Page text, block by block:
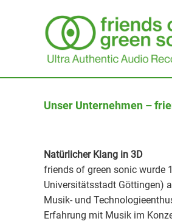
Unser Unternehmen –
Natürlicher Klang in 3D
friends of green sonic wurde
Universitätsstadt Göttingen)
Musik- und
Erfahrung mit Musik im